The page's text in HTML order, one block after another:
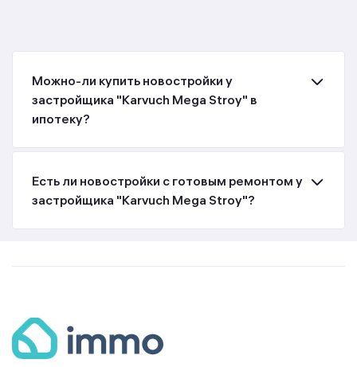
Можно-ли купить новостройки у
застройщика "Karvuch Mega Stroy" в
ипотеку?
Есть ли новостройки с готовым ремонтом у
застройщика "Karvuch Mega Stroy"?